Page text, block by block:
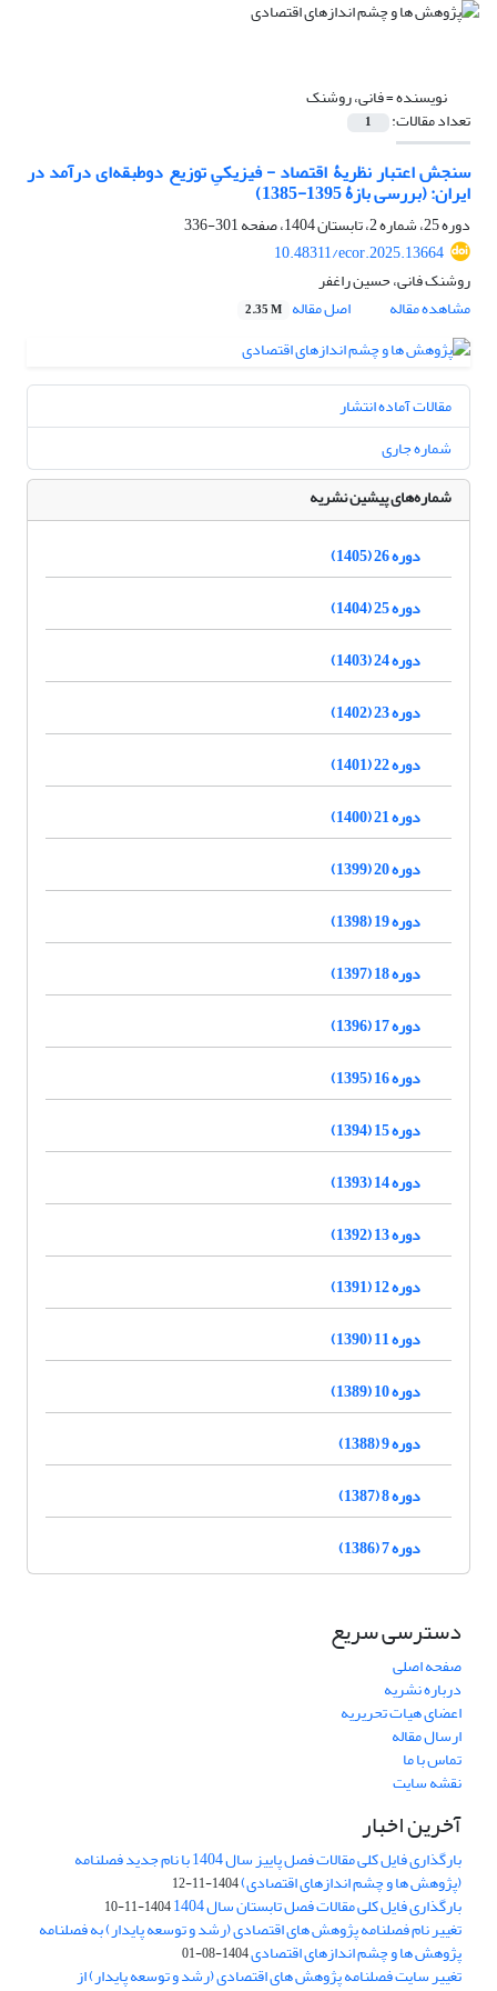
نویسنده =فانی، روشنک
تعداد مقالات: 1
سنجش اعتبار نظریۀ اقتصاد ‌‌- فیزیکیِ توزیع دوطبقه‌ای درآمد در
ایران: (بررسی بازۀ 1395-1385)
دوره 25، شماره 2، تابستان 1404، صفحه
301-336
10.48311/ecor.2025.13664
روشنک فانی، حسین راغفر
مشاهده مقاله
اصل مقاله 2.35 M
مقالات آماده انتشار
شماره جاری
شماره‌های پیشین نشریه
دوره 26 (1405)
دوره 25 (1404)
دوره 24 (1403)
دوره 23 (1402)
دوره 22 (1401)
دوره 21 (1400)
دوره 20 (1399)
دوره 19 (1398)
دوره 18 (1397)
دوره 17 (1396)
دوره 16 (1395)
دوره 15 (1394)
دوره 14 (1393)
دوره 13 (1392)
دوره 12 (1391)
دوره 11 (1390)
دوره 10 (1389)
دوره 9 (1388)
دوره 8 (1387)
دوره 7 (1386)
دسترسی سریع
صفحه اصلی
درباره نشریه
اعضای هیات تحریریه
ارسال مقاله
تماس با ما
نقشه سایت
آخرین اخبار
بارگذاری فایل کلی مقالات فصل پاییز سال 1404 با نام جدید فصلنامه
(پژوهش ها و چشم اندازهای اقتصادی)1404-11-12
بارگذاری فایل کلی مقالات فصل تابستان سال 1404 1404-11-10
تغییر نام فصلنامه پژوهش های اقتصادی (رشد و توسعه پایدار) به فصلنامه
پژوهش ها و چشم اندازهای اقتصادی1404-08-01
تغییر سایت فصلنامه پژوهش های اقتصادی (رشد و توسعه پایدار) از